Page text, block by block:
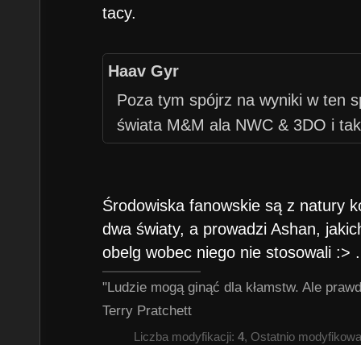
tacy.
Haav Gyr
Poza tym spójrz na wyniki w ten
świata M&M ala NWC & 3DO i
Środowiska fanowskie są z natury
dwa światy, a prowadzi Ashan,
obelg wobec niego nie stosowali :> .
"Ludzie mogą ginąć dla kłamstw. Ale
Terry Pratchett
Liczba modyfikacji: 4, Ostatnio